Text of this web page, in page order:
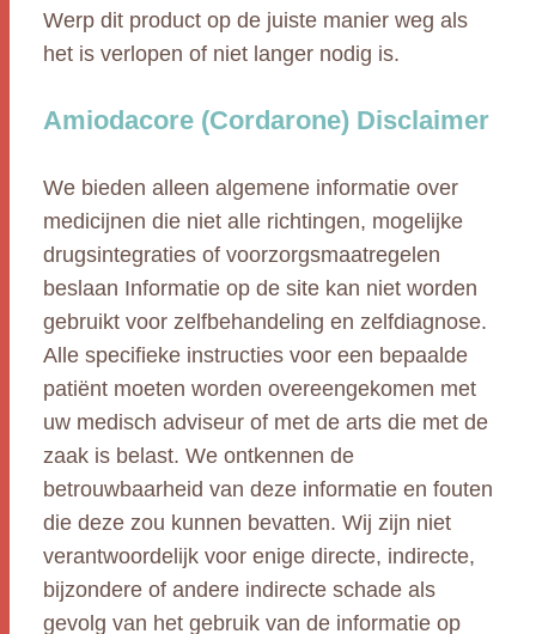
Werp dit product op de juiste manier weg als
het is verlopen of niet langer nodig is.
Amiodacore (Cordarone) Disclaimer
We bieden alleen algemene informatie over
medicijnen die niet alle richtingen, mogelijke
drugsintegraties of voorzorgsmaatregelen
beslaan Informatie op de site kan niet worden
gebruikt voor zelfbehandeling en zelfdiagnose.
Alle specifieke instructies voor een bepaalde
patiënt moeten worden overeengekomen met
uw medisch adviseur of met de arts die met de
zaak is belast. We ontkennen de
betrouwbaarheid van deze informatie en fouten
die deze zou kunnen bevatten. Wij zijn niet
verantwoordelijk voor enige directe, indirecte,
bijzondere of andere indirecte schade als
gevolg van het gebruik van de informatie op